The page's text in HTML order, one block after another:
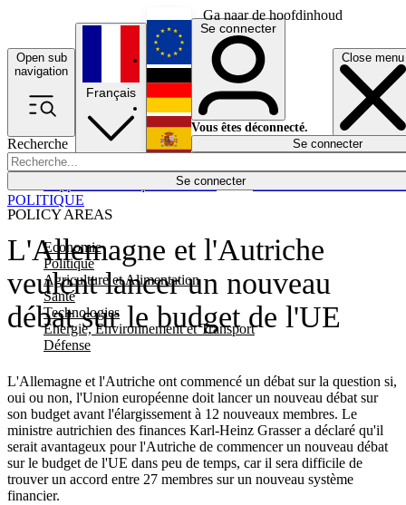
Ga naar de hoofdinhoud
Open sub
navigation
Close menu
Recherche
Se connecter
POLICY AREAS
Economie
Politique
Agriculture et Alimentation
Santé
Technologies
Energie, Environnement et Transport
Défense
Économie
Français
English
Deutsch
Español
Se connecter
Vous êtes déconnecté.
Se connecter
L'Allemagne et l'Autriche
veulent lancer un nouveau
débat sur le budget de l'UE
L'Allemagne et l'Autriche ont commencé un débat sur la question si,
oui ou non, l'Union européenne doit lancer un nouveau débat sur
son budget avant l'élargissement à 12 nouveaux membres. Le
ministre autrichien des finances Karl-Heinz Grasser a déclaré qu'il
serait avantageux pour l'Autriche de commencer un nouveau débat
sur le budget de l'UE dans peu de temps, car il sera difficile de
trouver un accord entre 27 membres sur un nouveau système
financier.
POLITIQUE